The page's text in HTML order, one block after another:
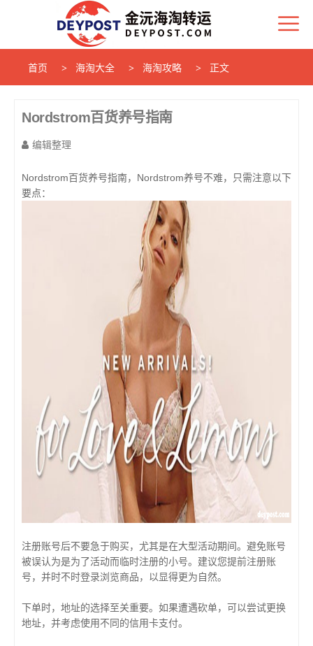
首页 海淘大全 海淘攻略 正文
Nordstrom百货养号指南
编辑整理
Nordstrom百货养号指南，Nordstrom养号不难，只需注意以下
要点：
注册账号后不要急于购买，尤其是在大型活动期间。避免账号
被误认为是为了活动而临时注册的小号。建议您提前注册账
号，并时不时登录浏览商品，以显得更为自然。
下单时，地址的选择至关重要。如果遭遇砍单，可以尝试更换
地址，并考虑使用不同的信用卡支付。